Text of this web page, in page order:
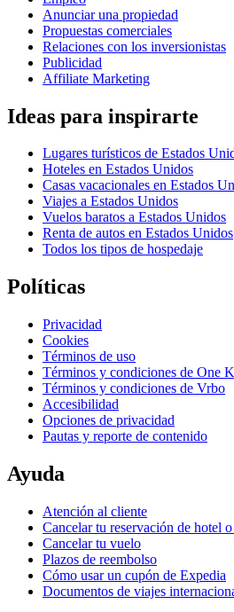
Anunciar una propiedad
Propuestas comerciales
Relaciones con los inversionistas
Publicidad
Affiliate Marketing
Ideas para inspirarte
Lugares turísticos de Estados
Hoteles en Estados Unidos
Casas vacacionales en Estados
Viajes a Estados Unidos
Vuelos baratos a Estados Unidos
Renta de autos en Estados Unidos
Todos los tipos de hospedaje
Políticas
Privacidad
Cookies
Términos de uso
Términos y condiciones de One
Términos y condiciones de Vrbo
Accesibilidad
Opciones de privacidad
Pautas y reporte de contenido
Ayuda
Atención al cliente
Cancelar tu reservación de hotel
Cancelar tu vuelo
Plazos de reembolso
Cómo usar un cupón de Expedia
Documentos de viajes